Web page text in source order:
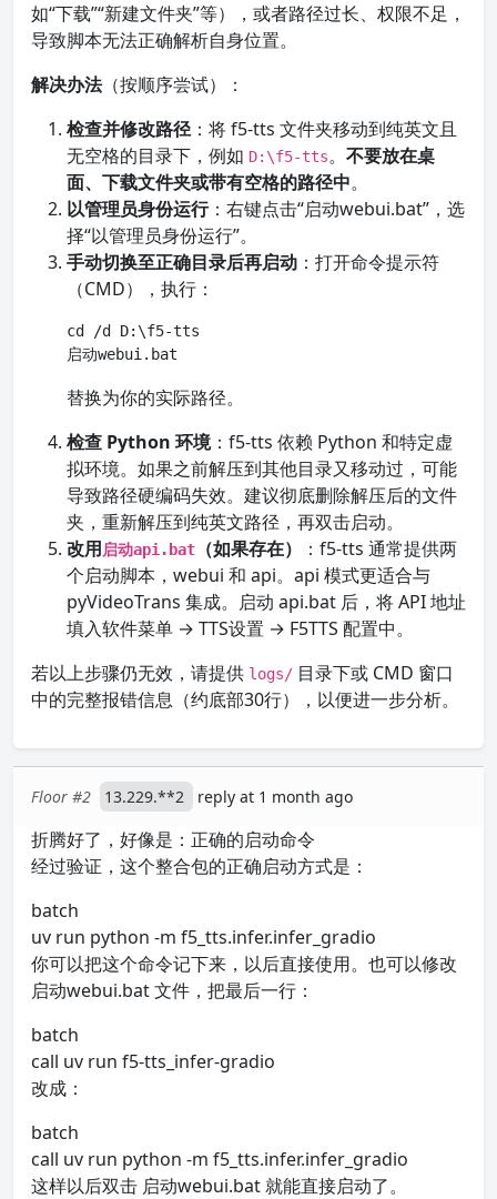
如“下载”“新建文件夹”等），或者路径过长、权限不足，
导致脚本无法正确解析自身位置。
解决办法（按顺序尝试）：
检查并修改路径：将 f5-tts 文件夹移动到纯英文且
无空格的目录下，例如 D:\f5-tts。 不要放在桌
面、下载文件夹或带有空格的路径中。
以管理员身份运行：右键点击“启动webui.bat”，选
择“以管理员身份运行”。
手动切换至正确目录后再启动 ：打开命令提示符
（CMD），执行：
cd /d D:\f5-tts
启动webui.bat
替换为你的实际路径。
检查 Python 环境：f5-tts 依赖 Python 和特定虚
拟环境。如果之前解压到其他目录又移动过，可能
导致路径硬编码失效。建议彻底删除解压后的文件
夹，重新解压到纯英文路径，再双击启动。
改用启动api.bat （如果存在）
：f5-tts 通常提供两
个启动脚本，webui 和 api。api 模式更适合与
pyVideoTrans 集成。启动 api.bat 后，将 API 地址
填入软件菜单 → TTS设置 → F5TTS 配置中。
若以上步骤仍无效，请提供 logs/ 目录下或 CMD 窗口
中的完整报错信息（约底部30行），以便进一步分析。
Floor #2 13.229.**2 reply at 1 month ago
折腾好了，好像是：正确的启动命令
经过验证，这个整合包的正确启动方式是：
batch
uv run python -m f5_tts.infer.infer_gradio
你可以把这个命令记下来，以后直接使用。也可以修改
启动webui.bat 文件，把最后一行：
batch
call uv run f5-tts_infer-gradio
改成：
batch
call uv run python -m f5_tts.infer.infer_gradio
这样以后双击 启动webui.bat 就能直接启动了。